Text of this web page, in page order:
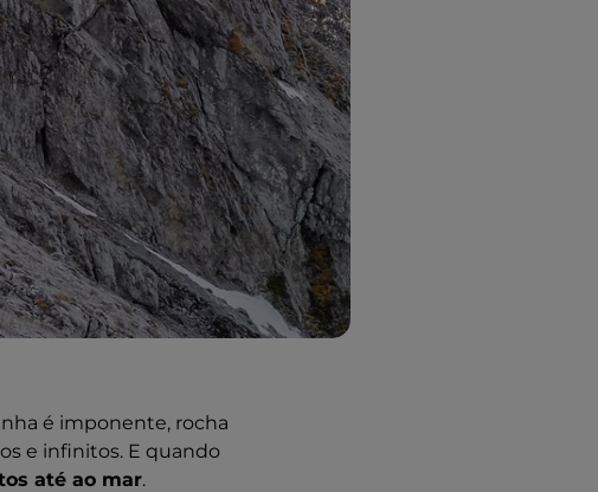
é imponente, rocha
e infinitos. E quando
até ao mar.